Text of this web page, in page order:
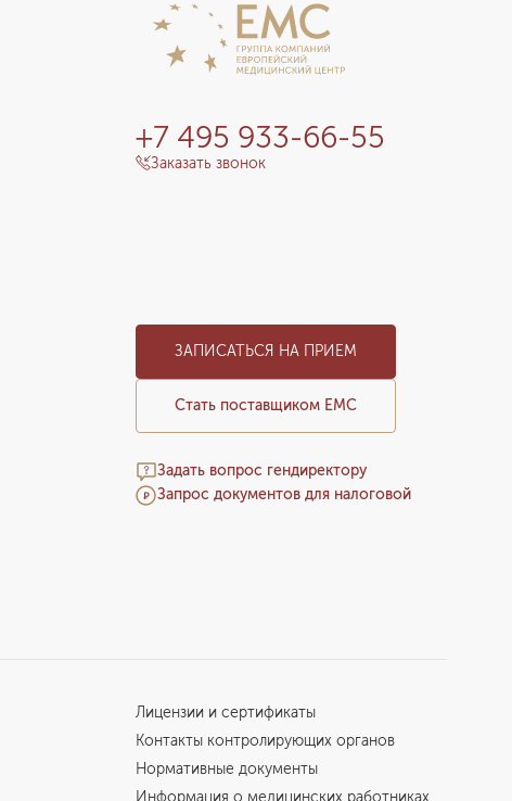
+7 495 933-66-55
Заказать звонок
ЗАПИСАТЬСЯ НА ПРИЕМ
Стать поставщиком ЕМС
Задать вопрос гендиректору
Запрос документов для налоговой
Лицензии и сертификаты
Контакты контролирующих органов
Нормативные документы
Информация о медицинских работниках